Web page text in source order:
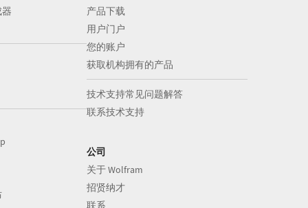
产品下载
用户门户
您的账户
获取机构拥有的产品
技术支持常见问题解答
联系技术支持
公司
关于 Wolfram
招贤纳才
联系